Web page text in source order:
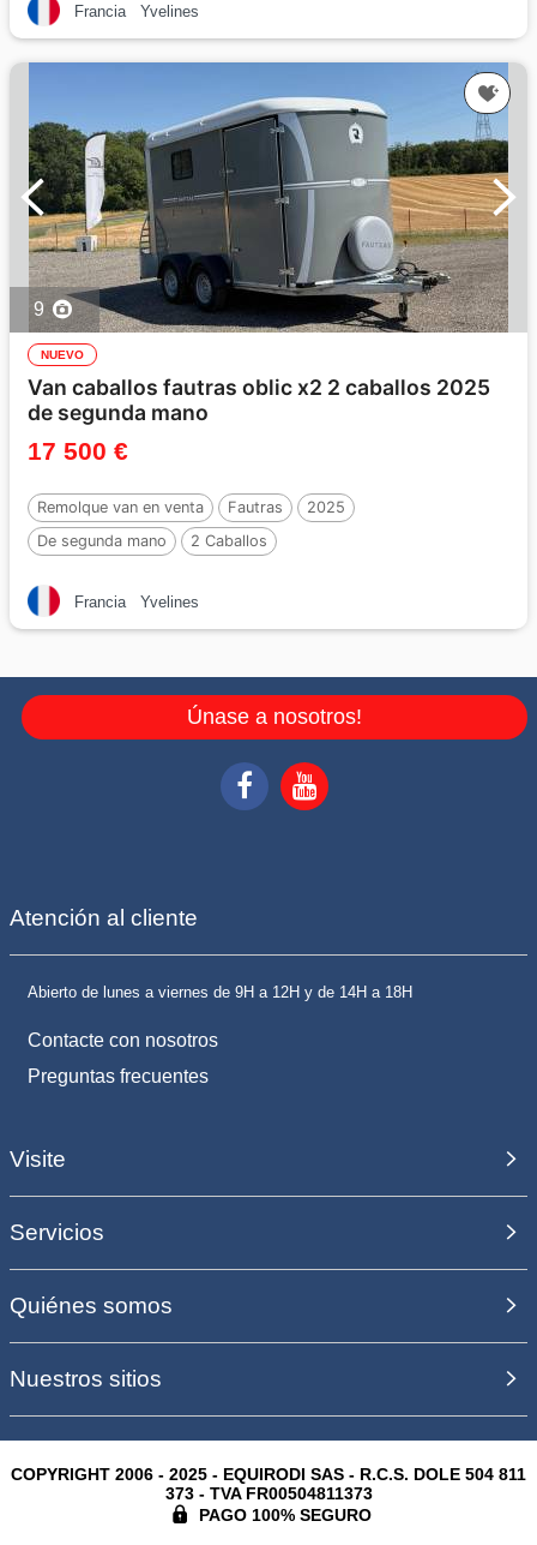
Francia Yvelines
9
NUEVO
Van caballos fautras oblic x2 2 caballos 2025
de segunda mano
17 500 €
Remolque van en venta Fautras
2025
De segunda mano
2 Caballos
Francia Yvelines
Únase a nosotros!
Atención al cliente
Abierto de lunes a viernes de 9H a 12H y de 14H a 18H
Contacte con nosotros
Preguntas frecuentes
Visite
Servicios
Quiénes somos
Nuestros sitios
COPYRIGHT 2006 - 2025 - EQUIRODI SAS - R.C.S. DOLE 504 811
373 - TVA FR00504811373
PAGO 100% SEGURO